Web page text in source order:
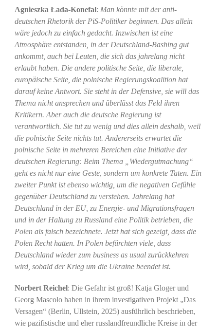
Agnieszka Łada-Konefał: Man könnte mit der anti-
deutschen Rhetorik der PiS-Politiker beginnen. Das allein
wäre jedoch zu einfach gedacht. Inzwischen ist eine
Atmosphäre entstanden, in der Deutschland-Bashing gut
ankommt, auch bei Leuten, die sich das jahrelang nicht
erlaubt haben. Die andere politische Seite, die liberale,
europäische Seite, die polnische Regierungskoalition hat
darauf keine Antwort. Sie steht in der Defensive, sie will das
Thema nicht ansprechen und überlässt das Feld ihren
Kritikern. Aber auch die deutsche Regierung ist
verantwortlich. Sie tut zu wenig und dies allein deshalb, weil
die polnische Seite nichts tut. Andererseits erwartet die
polnische Seite in mehreren Bereichen eine Initiative der
deutschen Regierung: Beim Thema „Wiedergutmachung“
geht es nicht nur eine Geste, sondern um konkrete Taten. Ein
zweiter Punkt ist ebenso wichtig, um die negativen Gefühle
gegenüber Deutschland zu verstehen. Jahrelang hat
Deutschland in der EU, zu Energie- und Migrationsfragen
und in der Haltung zu Russland eine Politik betrieben, die
Polen als falsch bezeichnete. Jetzt hat sich gezeigt, dass die
Polen Recht hatten. In Polen befürchten viele, dass
Deutschland wieder zum business as usual zurückkehren
wird, sobald der Krieg um die Ukraine beendet ist.
Norbert Reichel: Die Gefahr ist groß! Katja Gloger und
Georg Mascolo haben in ihrem investigativen Projekt „Das
Versagen“ (Berlin, Ullstein, 2025) ausführlich beschrieben,
wie pazifistische und eher russlandfreundliche Kreise in der